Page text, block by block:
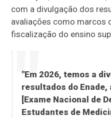
com a divulgação dos
avaliações como marcos
fiscalização do ensino
"Em 2026, temos a
resultados do Enade,
[Exame Nacional de
Estudantes de